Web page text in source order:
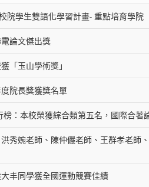
院學生雙語化學習計畫- 重點培育學院
論文傑出獎
玉山學術獎」
院長獎獲獎名單
：本校榮獲綜合類第五名，國際合著
秀婉老師、陳仲儼老師、王群孝老師
丰同學獲全國運動競賽佳績